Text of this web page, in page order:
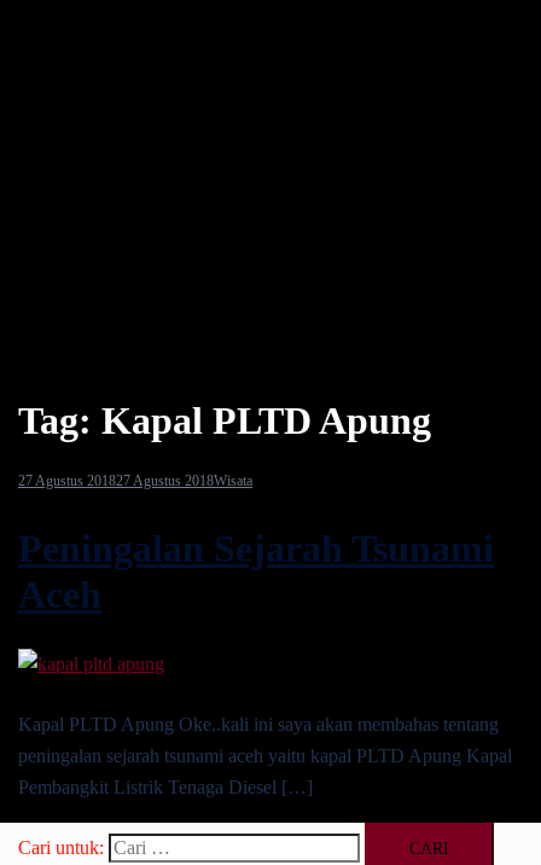
Tag: Kapal PLTD Apung
27 Agustus 201827 Agustus 2018Wisata
Peningalan Sejarah Tsunami
Aceh
Kapal PLTD Apung Oke..kali ini saya akan membahas tentang
peningalan sejarah tsunami aceh yaitu kapal PLTD Apung Kapal
Pembangkit Listrik Tenaga Diesel […]
Cari untuk: